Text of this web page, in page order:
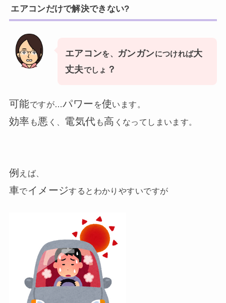
エアコンだけで解決できない?
エアコンを、 ガンガンにつければ大
丈夫でしょ ？
可能ですが…パワー を使います。
効率 も悪 く、 電気代 も高 くなってしまいます。
例 えば、
車でイメージするとわかりやすいですが